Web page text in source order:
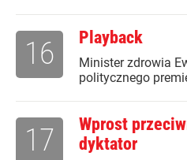
Playback
Minister zdrowia
politycznego
16
Wprost
dyktator
17